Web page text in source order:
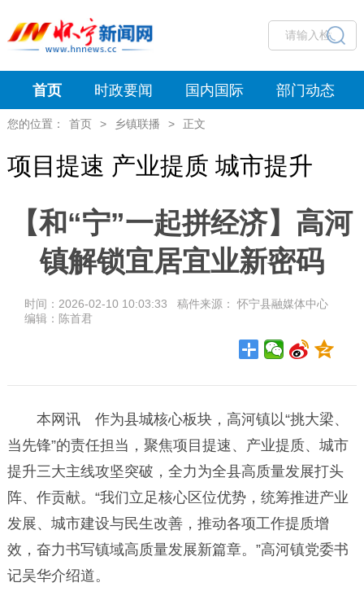
首页 时政要闻 国内国际 部门动态
您的位置： 首页 > 乡镇联播 > 正文
项目提速 产业提质 城市提升
【和“宁”一起拼经济】高河
镇解锁宜居宜业新密码
时间：2026-02-10 10:03:33 稿件来源： 怀宁县融媒体中心
编辑：陈首君
本网讯 作为县城核心板块，高河镇以“挑大梁、
当先锋”的责任担当，聚焦项目提速、产业提质、城市
提升三大主线攻坚突破，全力为全县高质量发展打头
阵、作贡献。“我们立足核心区位优势，统筹推进产业
发展、城市建设与民生改善，推动各项工作提质增
效，奋力书写镇域高质量发展新篇章。”高河镇党委书
记吴华介绍道。